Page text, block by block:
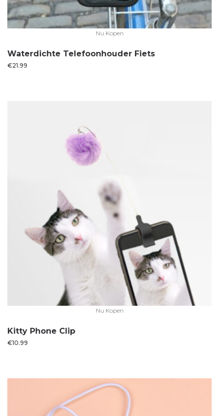
Nu Kopen
Waterdichte Telefoonhouder Fiets
€21.99
Nu Kopen
Kitty Phone Clip
€10.99